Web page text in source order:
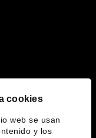
cookies
web se usan
y los